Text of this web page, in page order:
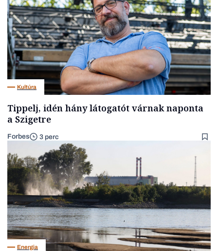
Kultúra
Tippelj, idén hány látogatót várnak naponta
a Szigetre
Forbes 3 perc
Energia